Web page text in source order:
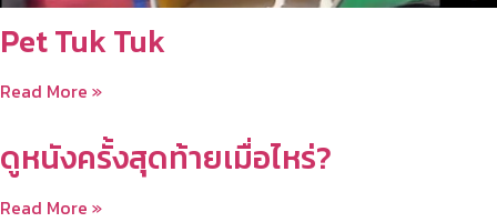
Pet Tuk Tuk
Read More »
ดูหนังครั้งสุดท้ายเมื่อไหร่?
Read More »